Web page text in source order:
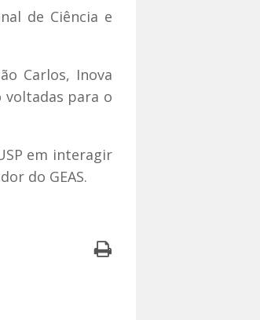
de Ciência e
Carlos, Inova
voltadas para o
em interagir
do GEAS.